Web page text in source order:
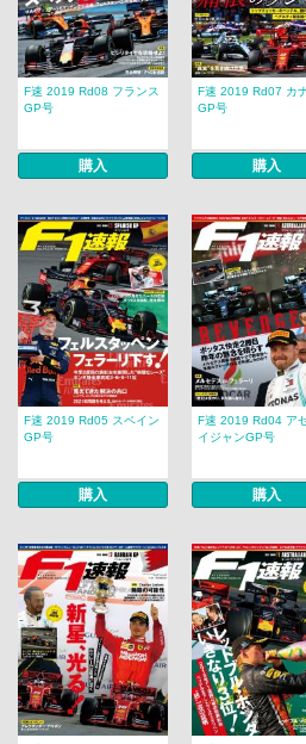
F速 2019 Rd08 フランス
GP号
購入
F速 2019 Rd07 カ
GP号
購入
F速 2019 Rd05 スペイン
GP号
購入
F速 2019 Rd04 ア
イジャンGP号
購入